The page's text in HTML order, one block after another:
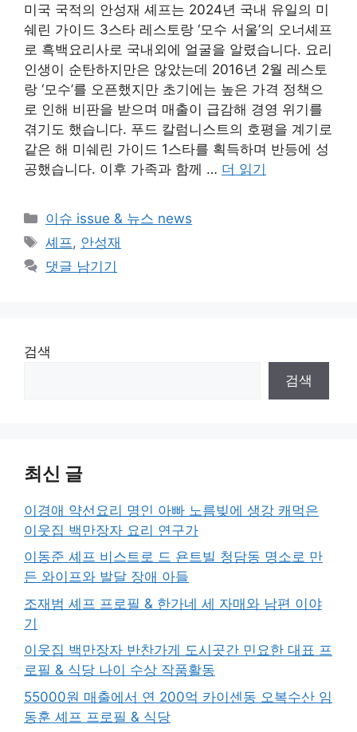
미국 국적의 안성재 셰프는 2024년 국내 유일의 미
쉐린 가이드 3스타 레스토랑 ‘모수 서울’의 오너셰프
로 흑백요리사로 국내외에 얼굴을 알렸습니다. 요리
인생이 순탄하지만은 않았는데 2016년 2월 레스토
랑 ‘모수’를 오픈했지만 초기에는 높은 가격 정책으
로 인해 비판을 받으며 매출이 급감해 경영 위기를
겪기도 했습니다. 푸드 칼럼니스트의 호평을 계기로
같은 해 미쉐린 가이드 1스타를 획득하며 반등에 성
공했습니다. 이후 가족과 함께 … 더 읽기
카
테
고
리
이슈 issue & 뉴스 news
태
그
셰프 , 안성재
댓글 남기기
검색
검색
최신 글
이경애 약선요리 명인 아빠 노름빚에 생강 캐먹은
이웃집 백만장자 요리 연구가
이동준 셰프 비스트로 드 욘트빌 청담동 명소로 만
든 와이프와 발달 장애 아들
조재범 셰프 프로필 & 한가네 세 자매와 남편 이야
기
이웃집 백만장자 반찬가게 도시곳간 민요한 대표 프
로필 & 식당 나이 수상 작품활동
55000원 매출에서 연 200억 카이센동 오복수산 임
동훈 셰프 프로필 & 식당